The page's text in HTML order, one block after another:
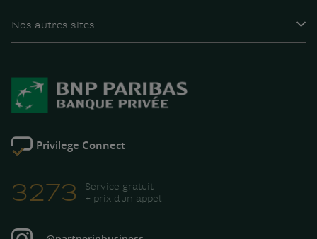
Nos autres sites
Privilege Connect
3273
Service gratuit
+ prix d'un appel